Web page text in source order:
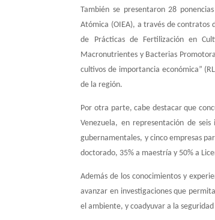
También se presentaron 28
Atómica (OIEA), a través de contratos
de Prácticas de Fertilización en
Macronutrientes y Bacterias
cultivos de importancia económica”
de la región.
Por otra parte, cabe destacar que
Venezuela, en representación de
gubernamentales, y cinco empresas
doctorado, 35% a maestría y 50% a
Además de los conocimientos y
avanzar en investigaciones que
el ambiente, y coadyuvar a la